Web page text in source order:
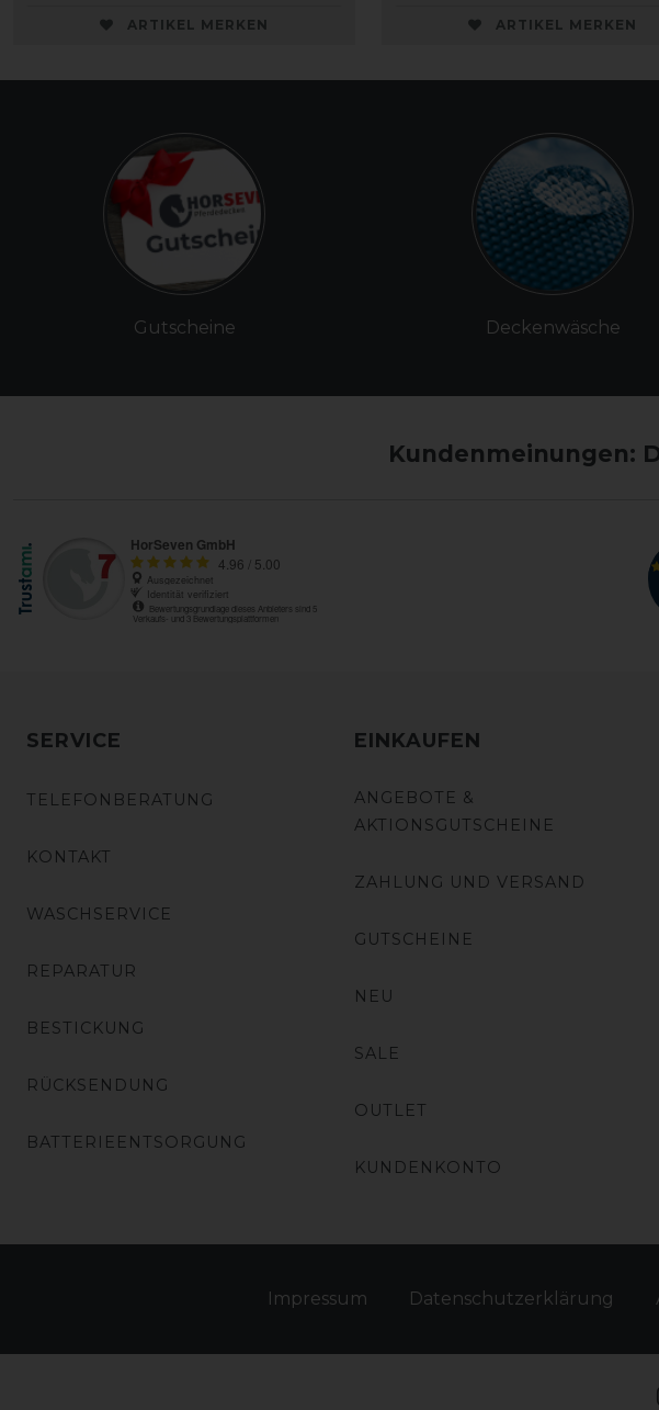
ARTIKEL MERKEN ARTIKEL MERKEN
Gutscheine Deckenwäsche
Kundenmeinungen:
SERVICE
TELEFONBERATUNG
KONTAKT
WASCHSERVICE
REPARATUR
BESTICKUNG
RÜCKSENDUNG
BATTERIEENTSORGUNG
EINKAUFEN
ANGEBOTE &
AKTIONSGUTSCHEINE
ZAHLUNG UND VERSAND
GUTSCHEINE
NEU
SALE
OUTLET
KUNDENKONTO
Impressum Daten­schutz­erklärung